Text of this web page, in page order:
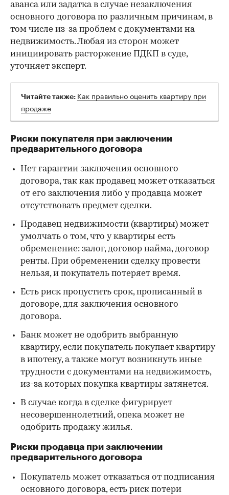
аванса или задатка в случае незаключения
основного договора по различным причинам, в
том числе из-за проблем с документами на
недвижимость. Любая из сторон может
инициировать расторжение ПДКП в суде,
уточняет эксперт.
Читайте также: Как правильно оценить квартиру при
продаже
Риски покупателя при заключении
предварительного договора
Нет гарантии заключения основного
договора, так как продавец может отказаться
от его заключения либо у продавца может
отсутствовать предмет сделки.
Продавец недвижимости (квартиры) может
умолчать о том, что у квартиры есть
обременение: залог, договор найма, договор
ренты. При обременении сделку провести
нельзя, и покупатель потеряет время.
Есть риск пропустить срок, прописанный в
договоре, для заключения основного
договора.
Банк может не одобрить выбранную
квартиру, если покупатель покупает квартиру
в ипотеку, а также могут возникнуть иные
трудности с документами на недвижимость,
из-за которых покупка квартиры затянется.
В случае когда в сделке фигурирует
несовершеннолетний, опека может не
одобрить продажу жилья.
Риски продавца при заключении
предварительного договора
Покупатель может отказаться от подписания
основного договора, есть риск потери